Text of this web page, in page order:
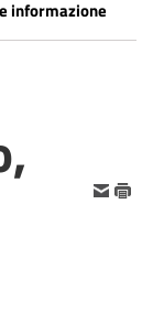
informazione